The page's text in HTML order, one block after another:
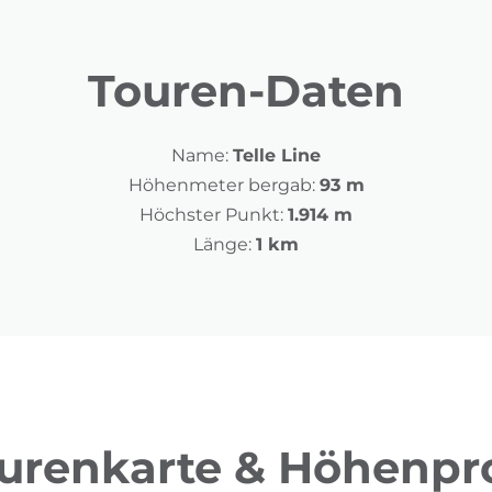
Touren-Daten
Name: Telle Line
Höhenmeter bergab: 93 m
Höchster Punkt: 1.914 m
Länge: 1 km
&